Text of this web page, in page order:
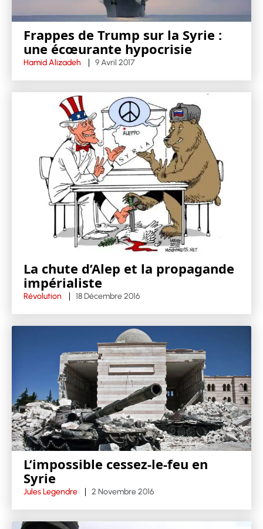
Frappes de Trump sur la Syrie :
une écœurante hypocrisie
Hamid Alizadeh 9 Avril 2017
La chute d’Alep et la propagande
impérialiste
Révolution 18 Décembre 2016
L’impossible cessez-le-feu en
Syrie
Jules Legendre 2 Novembre 2016